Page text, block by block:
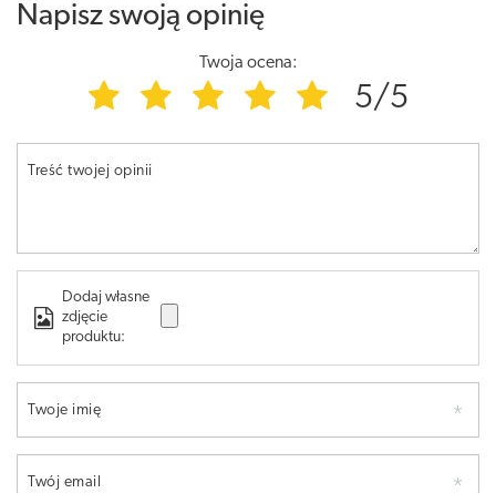
Napisz swoją opinię
Twoja ocena:
5/5
Treść twojej opinii
Dodaj własne
zdjęcie
produktu:
Twoje imię
Twój email